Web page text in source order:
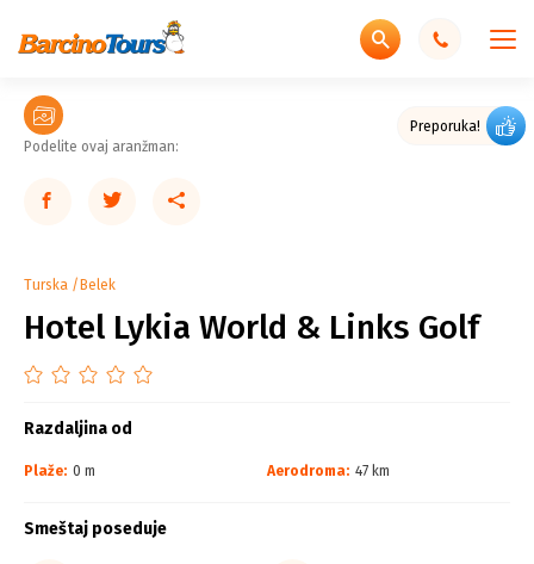
Preporuka!
Podelite ovaj aranžman:
Turska Belek
Hotel Lykia World & Links Golf
Razdaljina od
Plaže: 0 m Aerodroma: 47 km
Smeštaj poseduje